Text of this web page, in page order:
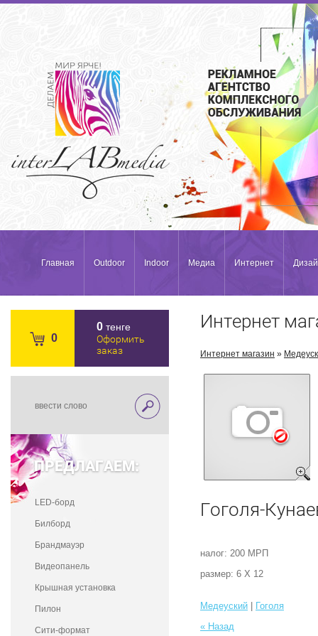
Главная Outdoor Indoor Медиа Интернет
0
0 тенге
Оформить
заказ
ПРЕДЛАГАЕМ:
LED-борд
Билборд
Брандмауэр
Видеопанель
Крышная установка
Пилон
Сити-формат
Интернет
Интернет магазин »
Гоголя-
налог: 200 МРП
размер: 6 Х 12
Медеуский
Гоголя
« Назад